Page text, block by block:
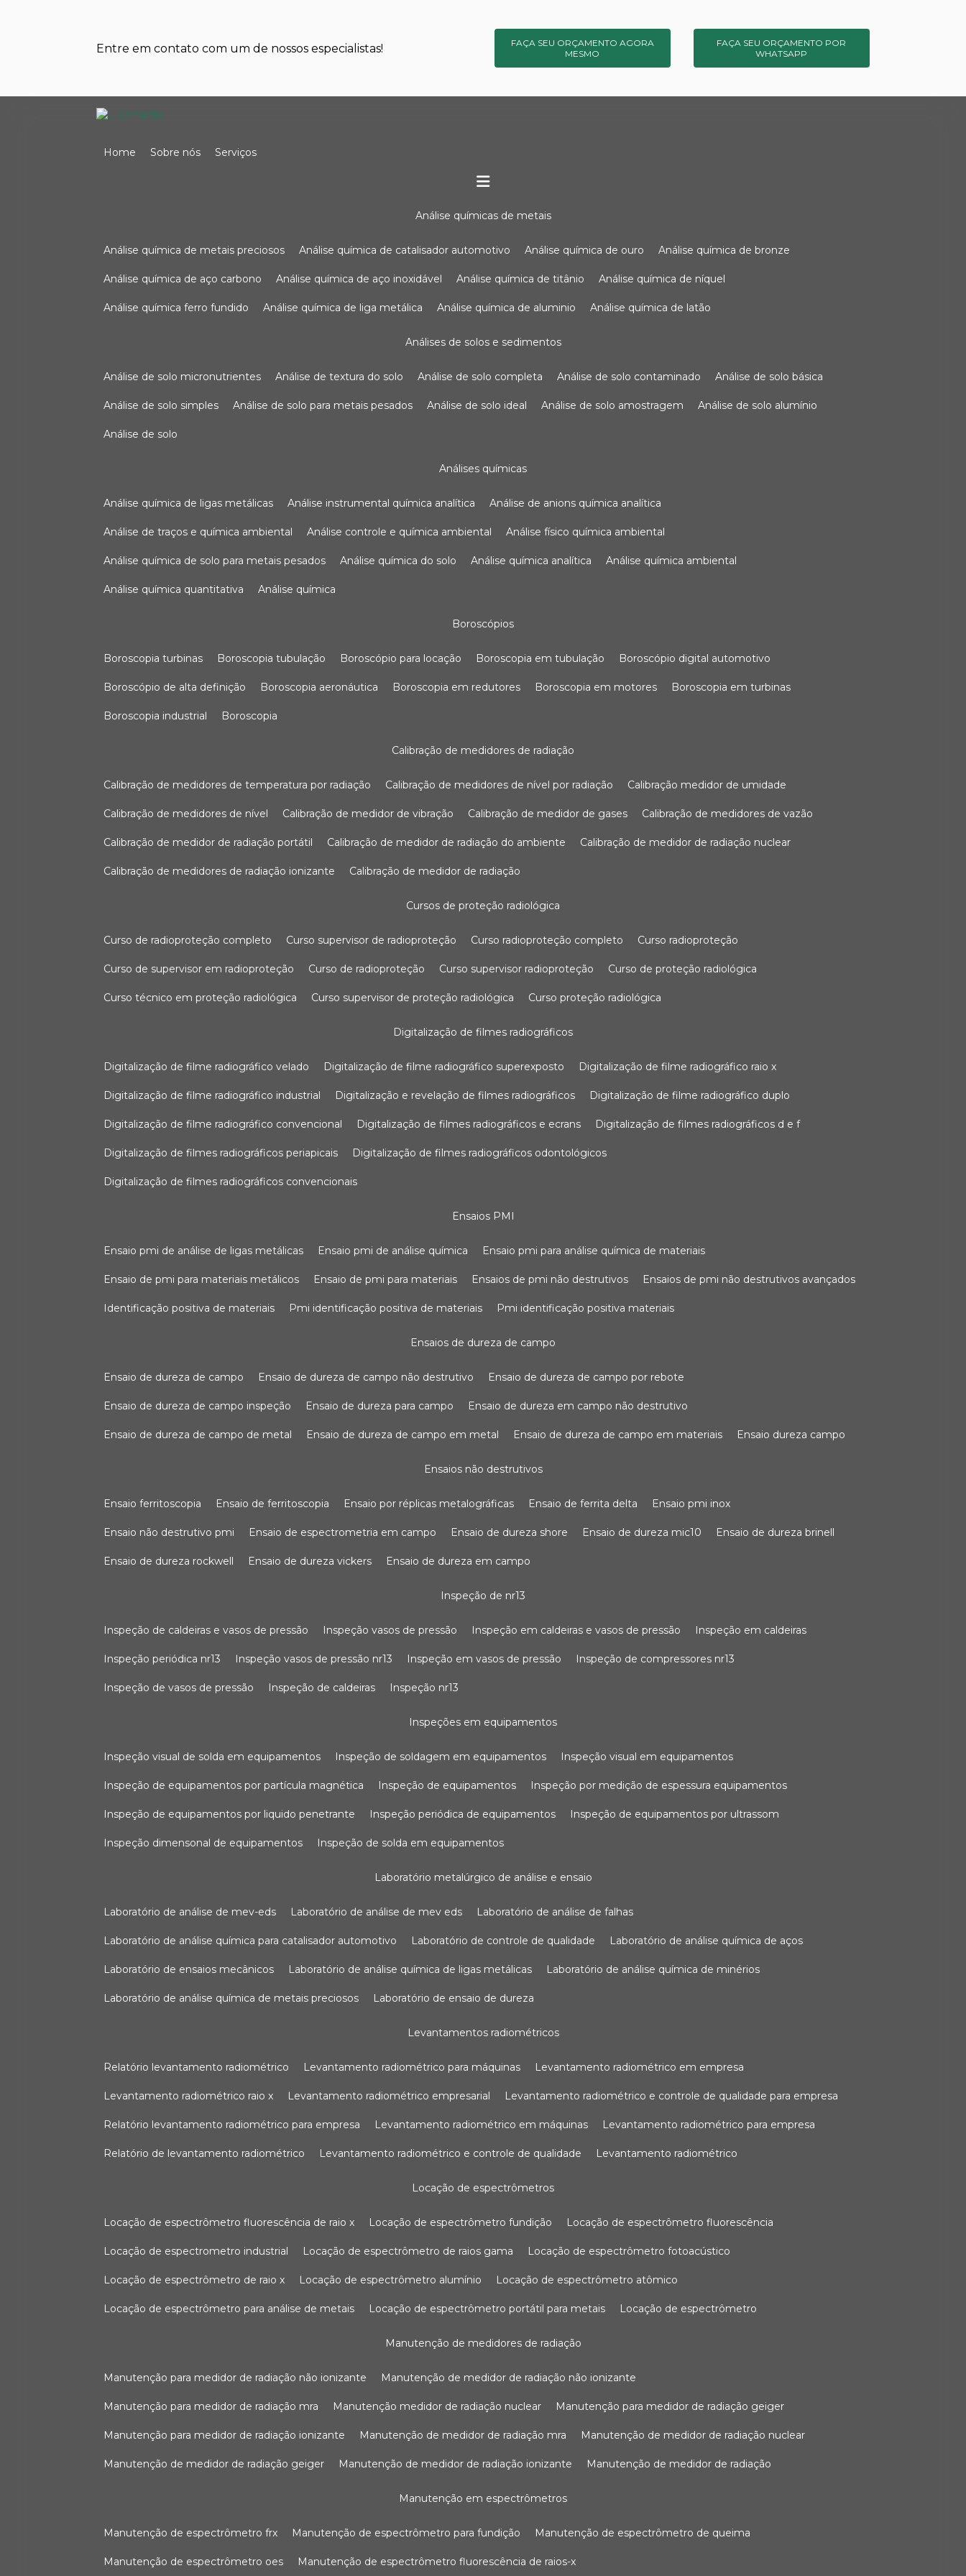
Entre em contato com um de nossos especialistas!
FAÇA SEU ORÇAMENTO AGORA
MESMO
FAÇA SEU ORÇAMENTO POR
WHATSAPP
Home Sobre nós Serviços
análise químicas de metais
análise química de metais preciosos análise química de catalisador automotivo análise química de ouro análise química de bronze
análise química de aço carbono análise química de aço inoxidável análise química de titânio análise química de níquel
análise química ferro fundido análise química de liga metálica análise química de aluminio análise química de latão
análises de solos e sedimentos
análise de solo micronutrientes análise de textura do solo análise de solo completa análise de solo contaminado análise de solo básica
análise de solo simples análise de solo para metais pesados análise de solo ideal análise de solo amostragem análise de solo alumínio
análise de solo
análises químicas
análise química de ligas metálicas análise instrumental química analítica análise de anions química analítica
análise de traços e química ambiental análise controle e química ambiental análise físico química ambiental
análise química de solo para metais pesados análise química do solo análise química analítica análise química ambiental
análise química quantitativa análise química
boroscópios
boroscopia turbinas boroscopia tubulação boroscópio para locação boroscopia em tubulação boroscópio digital automotivo
boroscópio de alta definição boroscopia aeronáutica boroscopia em redutores boroscopia em motores boroscopia em turbinas
boroscopia industrial boroscopia
calibração de medidores de radiação
calibração de medidores de temperatura por radiação calibração de medidores de nível por radiação calibração medidor de umidade
calibração de medidores de nível calibração de medidor de vibração calibração de medidor de gases calibração de medidores de vazão
calibração de medidor de radiação portátil calibração de medidor de radiação do ambiente calibração de medidor de radiação nuclear
calibração de medidores de radiação ionizante calibração de medidor de radiação
cursos de proteção radiológica
curso de radioproteção completo curso supervisor de radioproteção curso radioproteção completo curso radioproteção
curso de supervisor em radioproteção curso de radioproteção curso supervisor radioproteção curso de proteção radiológica
curso técnico em proteção radiológica curso supervisor de proteção radiológica curso proteção radiológica
digitalização de filmes radiográficos
digitalização de filme radiográfico velado digitalização de filme radiográfico superexposto digitalização de filme radiográfico raio x
digitalização de filme radiográfico industrial digitalização e revelação de filmes radiográficos digitalização de filme radiográfico duplo
digitalização de filme radiográfico convencional digitalização de filmes radiográficos e ecrans digitalização de filmes radiográficos d e f
digitalização de filmes radiográficos periapicais digitalização de filmes radiográficos odontológicos
digitalização de filmes radiográficos convencionais
ensaios PMI
ensaio pmi de análise de ligas metálicas ensaio pmi de análise química ensaio pmi para análise química de materiais
ensaio de pmi para materiais metálicos ensaio de pmi para materiais ensaios de pmi não destrutivos ensaios de pmi não destrutivos avançados
identificação positiva de materiais pmi identificação positiva de materiais pmi identificação positiva materiais
ensaios de dureza de campo
ensaio de dureza de campo ensaio de dureza de campo não destrutivo ensaio de dureza de campo por rebote
ensaio de dureza de campo inspeção ensaio de dureza para campo ensaio de dureza em campo não destrutivo
ensaio de dureza de campo de metal ensaio de dureza de campo em metal ensaio de dureza de campo em materiais ensaio dureza campo
ensaios não destrutivos
ensaio ferritoscopia ensaio de ferritoscopia ensaio por réplicas metalográficas ensaio de ferrita delta ensaio pmi inox
ensaio não destrutivo pmi ensaio de espectrometria em campo ensaio de dureza shore ensaio de dureza mic10 ensaio de dureza brinell
ensaio de dureza rockwell ensaio de dureza vickers ensaio de dureza em campo
inspeção de nr13
inspeção de caldeiras e vasos de pressão inspeção vasos de pressão inspeção em caldeiras e vasos de pressão inspeção em caldeiras
inspeção periódica nr13 inspeção vasos de pressão nr13 inspeção em vasos de pressão inspeção de compressores nr13
inspeção de vasos de pressão inspeção de caldeiras inspeção nr13
inspeções em equipamentos
inspeção visual de solda em equipamentos inspeção de soldagem em equipamentos inspeção visual em equipamentos
inspeção de equipamentos por partícula magnética inspeção de equipamentos inspeção por medição de espessura equipamentos
inspeção de equipamentos por liquido penetrante inspeção periódica de equipamentos inspeção de equipamentos por ultrassom
inspeção dimensonal de equipamentos inspeção de solda em equipamentos
laboratório metalúrgico de análise e ensaio
laboratório de análise de mev-eds laboratório de análise de mev eds laboratório de análise de falhas
laboratório de análise química para catalisador automotivo laboratório de controle de qualidade laboratório de análise química de aços
laboratório de ensaios mecânicos laboratório de análise química de ligas metálicas laboratório de análise química de minérios
laboratório de análise química de metais preciosos laboratório de ensaio de dureza
levantamentos radiométricos
relatório levantamento radiométrico levantamento radiométrico para máquinas levantamento radiométrico em empresa
levantamento radiométrico raio x levantamento radiométrico empresarial levantamento radiométrico e controle de qualidade para empresa
relatório levantamento radiométrico para empresa levantamento radiométrico em máquinas levantamento radiométrico para empresa
relatório de levantamento radiométrico levantamento radiométrico e controle de qualidade levantamento radiométrico
locação de espectrômetros
locação de espectrômetro fluorescência de raio x locação de espectrômetro fundição locação de espectrômetro fluorescência
locação de espectrometro industrial locação de espectrômetro de raios gama locação de espectrômetro fotoacústico
locação de espectrômetro de raio x locação de espectrômetro alumínio locação de espectrômetro atômico
locação de espectrômetro para análise de metais locação de espectrômetro portátil para metais locação de espectrômetro
manutenção de medidores de radiação
manutenção para medidor de radiação não ionizante manutenção de medidor de radiação não ionizante
manutenção para medidor de radiação mra manutenção medidor de radiação nuclear manutenção para medidor de radiação geiger
manutenção para medidor de radiação ionizante manutenção de medidor de radiação mra manutenção de medidor de radiação nuclear
manutenção de medidor de radiação geiger manutenção de medidor de radiação ionizante manutenção de medidor de radiação
manutenção em espectrômetros
manutenção de espectrômetro frx manutenção de espectrômetro para fundição manutenção de espectrômetro de queima
manutenção de espectrômetro oes manutenção de espectrômetro fluorescência de raios-x